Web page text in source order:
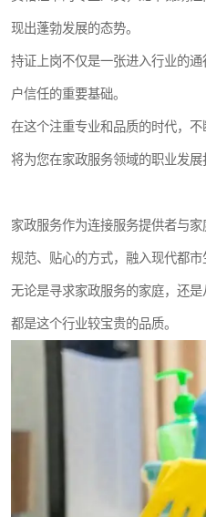
现出蓬勃发展的态势。
持证上岗不仅是一张进入行业的
户信任的重要基础。
在这个注重专业和品质的时代，不
将为您在家政服务领域的职业发展
家政服务作为连接服务提供者与家
规范、贴心的方式，融入现代都市
无论是寻求家政服务的家庭，还
都是这个行业较宝贵的品质。